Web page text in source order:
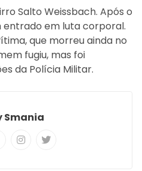
Salto Weissbach. Após o
entrado em luta corporal.
que morreu ainda no
fugiu, mas foi
da Polícia Militar.
Smania